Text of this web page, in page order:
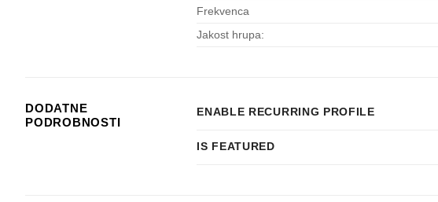
Frekvenca
Jakost hrupa:
DODATNE
PODROBNOSTI
ENABLE RECURRING PROFILE
IS FEATURED